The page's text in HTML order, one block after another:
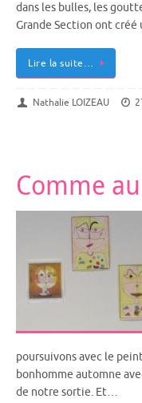
dans les bulles, les
Grande Section ont
Lire la suite…
Nathalie LOIZEAU
Comme
poursuivons avec le
bonhomme automne
de notre sortie. Et…